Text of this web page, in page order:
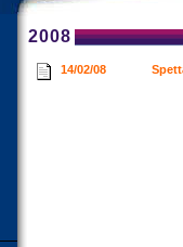
2008
14/02/08